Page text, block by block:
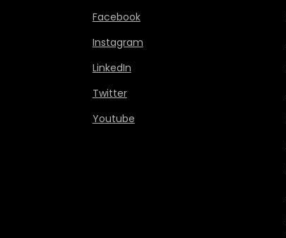
Facebook
Instagram
LinkedIn
Twitter
Youtube